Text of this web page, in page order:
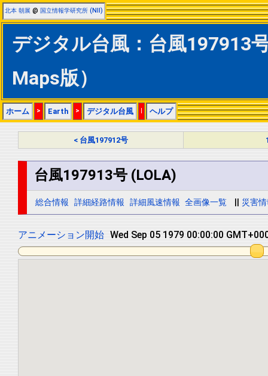
北本 朝展 @ 国立情報学研究所 (NII)
デジタル台風：台風197913
Maps版）
ホーム > Earth > デジタル台風 | ヘルプ
< 台風197912号
台風197913号 (LOLA)
総合情報 詳細経路情報 詳細風速情報 全画像一覧 災害
アニメーション開始 Wed Sep 05 1979 12:00:00